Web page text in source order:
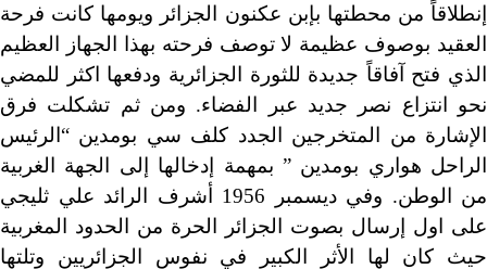
إنطلاقاً من محطتها بإبن عكنون الجزائر ويومها كانت فرحة
العقيد بوصوف عظيمة لا توصف فرحته بهذا الجهاز العظيم
الذي فتح آفاقاً جديدة للثورة الجزائرية ودفعها اكثر للمضي
نحو انتزاع نصر جديد عبر الفضاء. ومن ثم تشكلت فرق
الإشارة من المتخرجين الجدد كلف سي بومدين “الرئيس
الراحل هواري بومدين ” بمهمة إدخالها إلى الجهة الغربية
من الوطن. وفي ديسمبر 1956 أشرف الرائد علي ثليجي
على اول إرسال بصوت الجزائر الحرة من الحدود المغربية
حيث كان لها الأثر الكبير في نفوس الجزائريين وتلتها